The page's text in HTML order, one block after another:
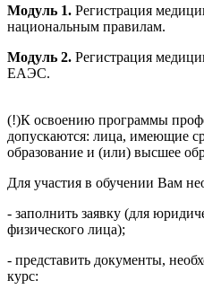
Модуль 1. Регистрация
национальным правилам.
Модуль 2. Регистрация
ЕАЭС.
(!)К освоению программы
допускаются: лица, имеющие
образование и (или) высшее
Для участия в обучении Вам
- заполнить заявку (для
физического лица);
- представить документы,
курс: